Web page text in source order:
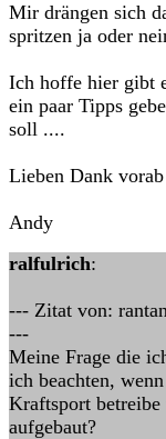
Mir drängen sich
spritzen ja oder
Ich hoffe hier gibt
ein paar Tipps
soll ....
Lieben Dank vorab
Andy
ralfulrich:
--- Zitat von:
---
Meine Frage die
ich beachten,
Kraftsport
aufgebaut?